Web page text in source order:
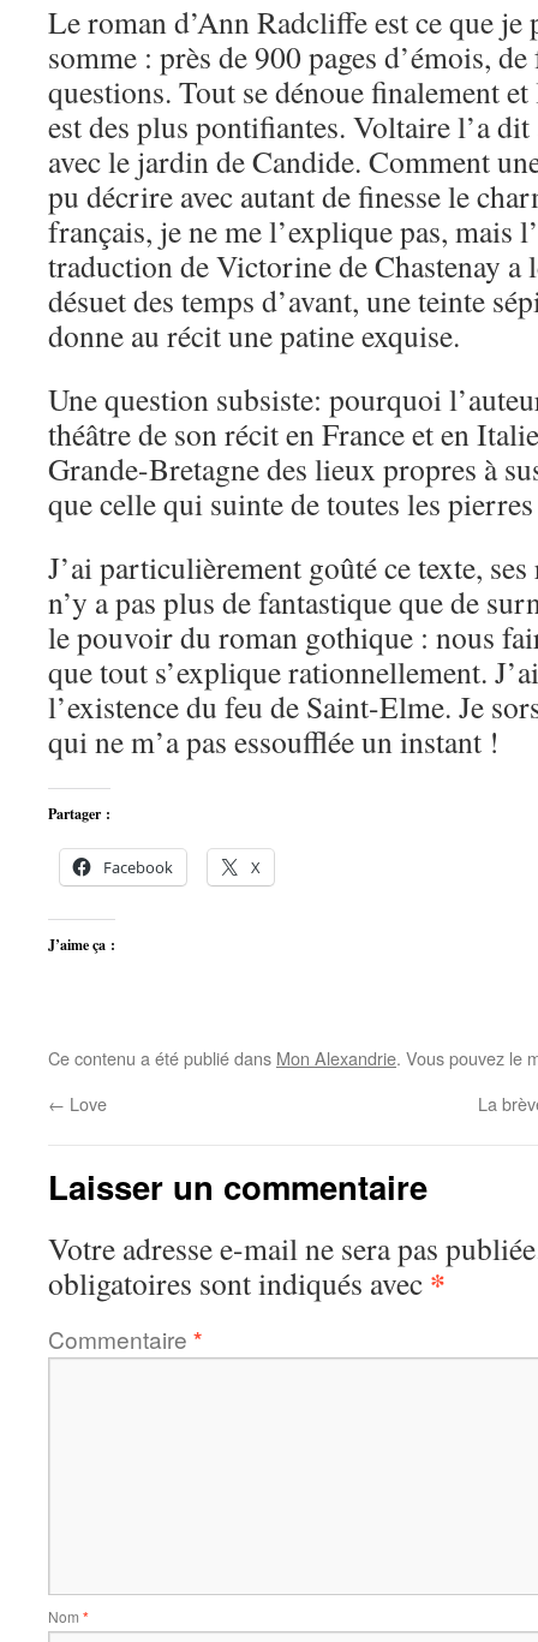
Le roman d’Ann Radcliffe est ce que je
somme : près de 900 pages d’émois,
questions. Tout se dénoue finalement
est des plus pontifiantes. Voltaire l’a dit
avec le jardin de Candide. Comment
pu décrire avec autant de finesse le
français, je ne me l’explique pas, mais
traduction de Victorine de Chastenay a
désuet des temps d’avant, une teinte
donne au récit une patine exquise.
Une question subsiste: pourquoi
théâtre de son récit en France et en
Grande-Bretagne des lieux propres à
que celle qui suinte de toutes les
J’ai particulièrement goûté ce texte,
n’y a pas plus de fantastique que de
le pouvoir du roman gothique : nous
que tout s’explique rationnellement.
l’existence du feu de Saint-Elme. Je
qui ne m’a pas essoufflée un instant !
Partager :
Facebook X
J’aime ça :
Ce contenu a été publié dans Mon Alexandrie. Vous pouvez le
← Love La
Laisser un commentaire
Votre adresse e-mail ne sera pas
obligatoires sont indiqués avec *
Commentaire *
Nom *